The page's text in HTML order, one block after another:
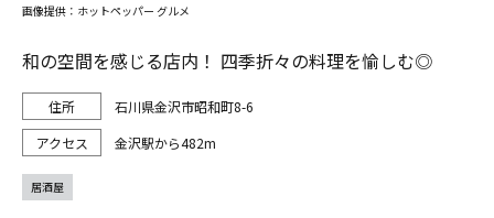
和の空間を感じる店内！ 四季折々の料理を愉しむ◎
石川県金沢市昭和町8-6
金沢駅から482m
画像提供：ホットペッパー グルメ
居酒屋